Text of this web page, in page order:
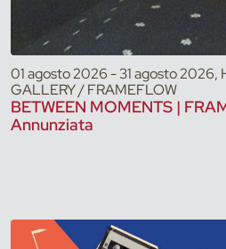
01 agosto 2026 - 31 agosto 2026,
GALLERY / FRAMEFLOW
BETWEEN MOMENTS |
Annunziata